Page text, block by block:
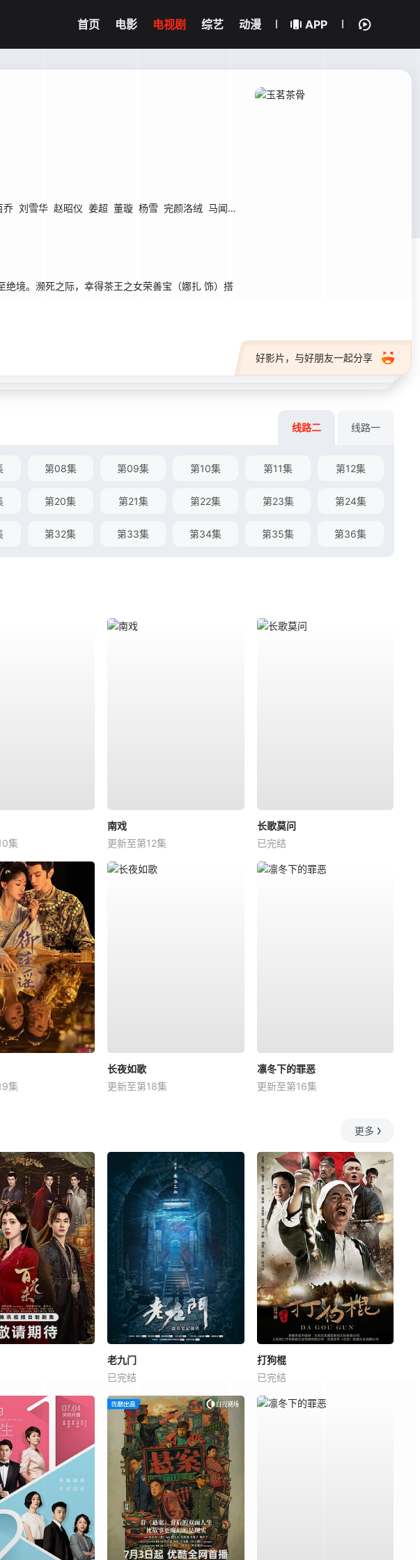
首页 电影 电视剧 综艺 动漫 APP
乔 刘雪华 赵昭仪 姜超 董璇 杨雪 完颜洛绒 马闻远
境。濒死之际，幸得茶王之女荣善宝（娜扎 饰）搭
好影片，与好朋友一起分享
线路二 线路一
第08集 第09集 第10集 第11集 第12集
第20集 第21集 第22集 第23集 第24集
第32集 第33集 第34集 第35集 第36集
集
南戏
更新至第12集
长歌莫问
已完结
集
长夜如歌
更新至第18集
凛冬下的罪恶
更新至第16集
更多
老九门
已完结
打狗棍
已完结